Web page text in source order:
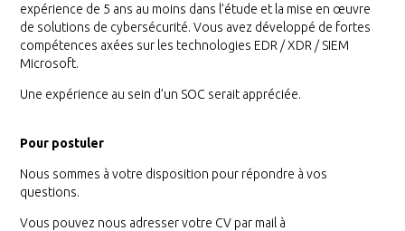
expérience de 5 ans au moins dans l’étude et la mise en œuvre
de solutions de cybersécurité. Vous avez développé de fortes
compétences axées sur les technologies EDR / XDR / SIEM
Microsoft.
Une expérience au sein d’un SOC serait appréciée.
Pour postuler
Nous sommes à votre disposition pour répondre à vos
questions.
Vous pouvez nous adresser votre CV par mail à